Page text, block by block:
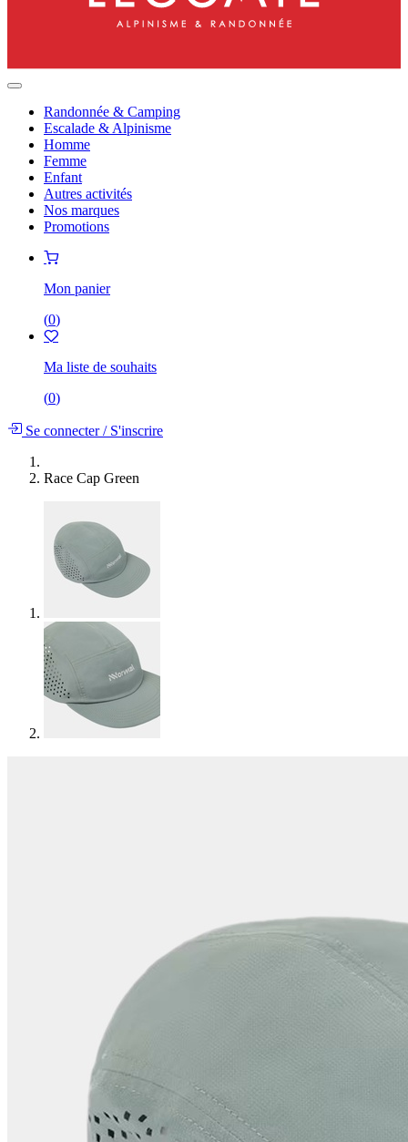
Randonnée & Camping
Escalade & Alpinisme
Homme
Femme
Enfant
Autres activités
Nos marques
Promotions
Mon panier
(0)
Ma liste de souhaits
(0)
Se connecter/S'inscrire
Race Cap Green